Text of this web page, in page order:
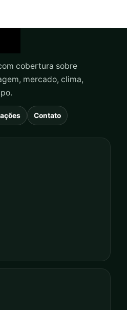
cobertura sobre
mercado, clima,
Contato